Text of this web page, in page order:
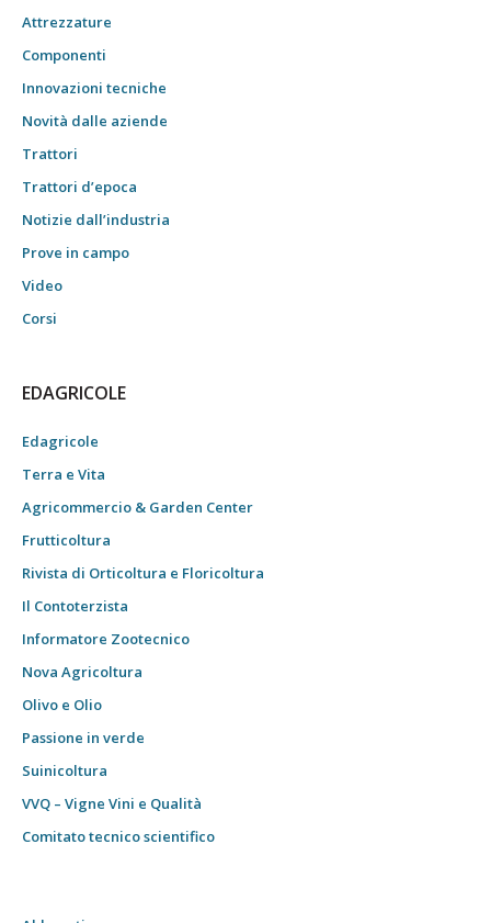
Attrezzature
Componenti
Innovazioni tecniche
Novità dalle aziende
Trattori
Trattori d’epoca
Notizie dall’industria
Prove in campo
Video
Corsi
EDAGRICOLE
Edagricole
Terra e Vita
Agricommercio & Garden Center
Frutticoltura
Rivista di Orticoltura e Floricoltura
Il Contoterzista
Informatore Zootecnico
Nova Agricoltura
Olivo e Olio
Passione in verde
Suinicoltura
VVQ – Vigne Vini e Qualità
Comitato tecnico scientifico